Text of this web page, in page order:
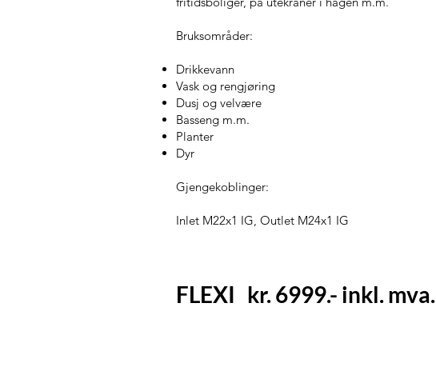
Bruksområder:
Drikkevann
Vask og rengjøring
Dusj og velvære
Basseng m.m.
Planter
Dyr
Gjengekoblinger:
Inlet M22x1 IG, Outlet M24x1 IG
FLEXI kr. 6999.- inkl. mva.